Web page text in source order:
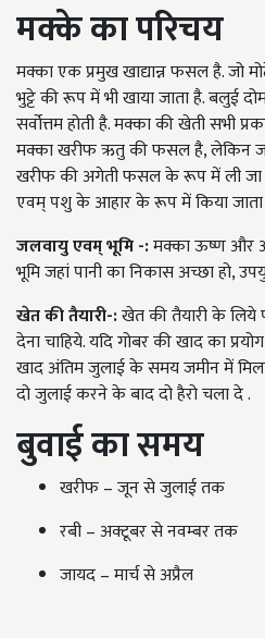
मक्केकापरिचय
मक्का एक प्रमुख खाद्यान्न फसल है. जो
भुट्टे की रूप में भी खाया जाता है. बलुई
सर्वोत्तम होती है. मक्का की खेती सभी
मक्का खरीफ ऋतु की फसल है, लेकिन
खरीफ की अगेती फसल के रूप में ली जा
एवम्‌ पशु के आहार के रूप में किया जाता
जलवायुएवम्‌भूमि-:मक्का ऊष्ण और
भूमि जहां पानी का निकास अच्छा हो,
खेतकीतैयारी-:खेत की तैयारी के लिये
देना चाहिये. यदि गोबर की खाद का
खाद अंतिम जुलाई के समय जमीन में
दो जुलाई करने के बाद दो हैरो चला दे .
बुवाईकासमय
खरीफ – जून से जुलाई तक
रबी – अक्टूबर से नवम्बर तक
जायद – मार्च से अप्रैल